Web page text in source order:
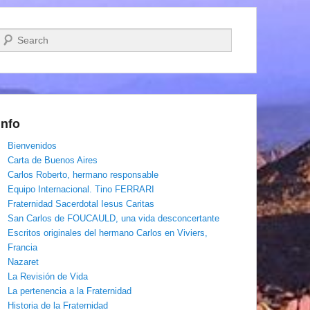
Buscar
Bienvenidos
Carta de Buenos Aires
Carlos Roberto, hermano responsable
Equipo Internacional. Tino FERRARI
Fraternidad Sacerdotal Iesus Caritas
San Carlos de FOUCAULD, una vida desconcertante
Escritos originales del hermano Carlos en Viviers,
Francia
Nazaret
La Revisión de Vida
La pertenencia a la Fraternidad
Historia de la Fraternidad